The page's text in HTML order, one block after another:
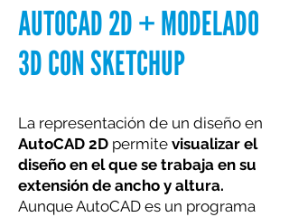
AUTOCAD 2D + MODELADO
3D CON SKETCHUP
La representación de un diseño en
AutoCAD 2D permite visualizar el
diseño en el que se trabaja en su
extensión de ancho y altura.
Aunque AutoCAD es un programa